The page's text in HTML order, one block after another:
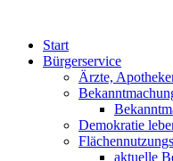
Start
Bürgerservice
Ärzte,
Demokratie
aktuelle